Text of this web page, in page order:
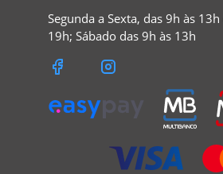
Segunda a Sexta, das 9h às
19h; Sábado das 9h às 13h